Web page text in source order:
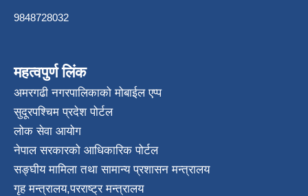
9848728032
महत्वपुर्ण लिंक
अमरगढी नगरपालिकाको मोबाईल एप्प
सुदूरपश्चिम प्रदेश पोर्टल
लोक सेवा आयोग
नेपाल सरकारको आधिकारिक पोर्टल
सङ्घीय मामिला तथा सामान्य प्रशासन मन्त्रालय
गृह मन्त्रालय,परराष्ट्र मन्त्रालय